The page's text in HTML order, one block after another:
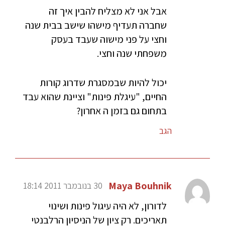
אבל אני לא מצליח להבין איך זה
שחברה תעדיף מישהו שישב בבית שנה
וחצי על פני מישוה שעבד בעסק
משפחתי שנה וחצי.
יכול להיות שבמסגרת שדרוג קורות
החיים, "עיגלת פינות" וציינת שהוא עבד
בתחום גם בזמן ה אחרון?
הגב
Maya Bouhnik 30 בנובמבר 2011 18:14
לדורון, לא היה עיגול פינות ושינוי
תאריכים. רק ציון של הניסיון הרלבנטי